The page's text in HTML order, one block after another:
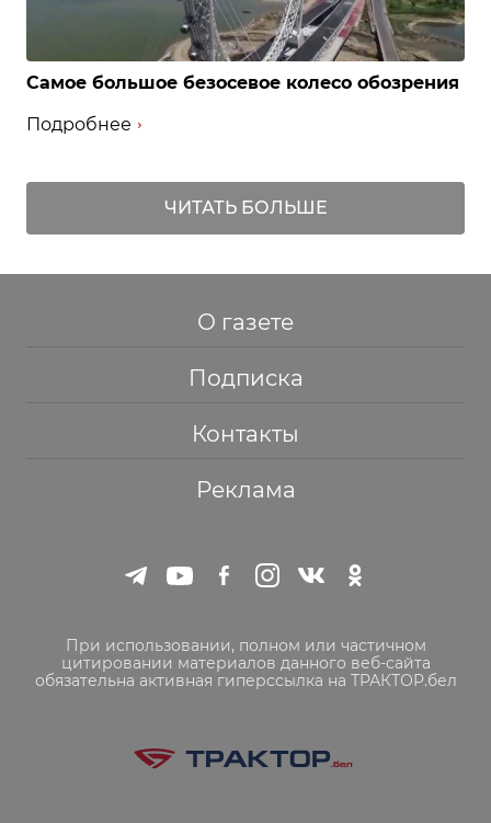
Самое большое безосевое колесо обозрения
Подробнее
ЧИТАТЬ БОЛЬШЕ
О газете
Подписка
Контакты
Реклама
При использовании, полном или частичном
цитировании материалов данного веб-сайта
обязательна активная гиперссылка на ТРАКТОР.бел